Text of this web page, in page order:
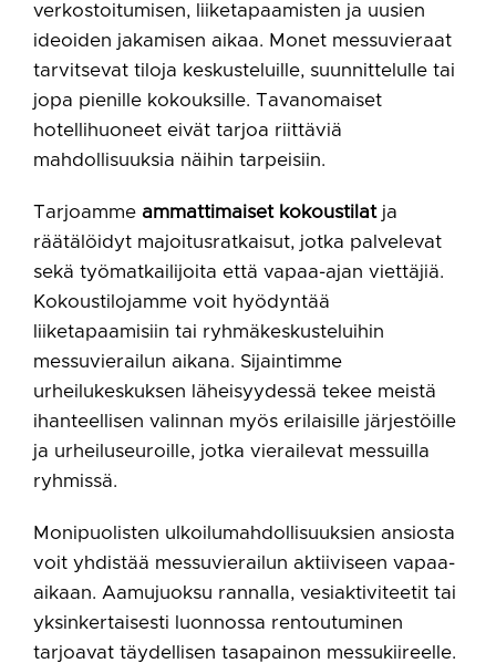
verkostoitumisen, liiketapaamisten ja uusien
ideoiden jakamisen aikaa. Monet messuvieraat
tarvitsevat tiloja keskusteluille, suunnittelulle tai
jopa pienille kokouksille. Tavanomaiset
hotellihuoneet eivät tarjoa riittäviä
mahdollisuuksia näihin tarpeisiin.
Tarjoamme ammattimaiset kokoustilatja
räätälöidyt majoitusratkaisut, jotka palvelevat
sekä työmatkailijoita että vapaa-ajan viettäjiä.
Kokoustilojamme voit hyödyntää
liiketapaamisiin tai ryhmäkeskusteluihin
messuvierailun aikana. Sijaintimme
urheilukeskuksen läheisyydessä tekee meistä
ihanteellisen valinnan myös erilaisille järjestöille
ja urheiluseuroille, jotka vierailevat messuilla
ryhmissä.
Monipuolisten ulkoilumahdollisuuksien ansiosta
voit yhdistää messuvierailun aktiiviseen vapaa-
aikaan. Aamujuoksu rannalla, vesiaktiviteetit tai
yksinkertaisesti luonnossa rentoutuminen
tarjoavat täydellisen tasapainon messukiireelle.